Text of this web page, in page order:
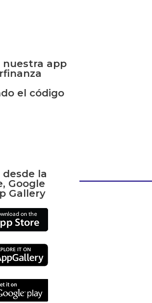
nuestra app
el código
desde la
Google
Gallery